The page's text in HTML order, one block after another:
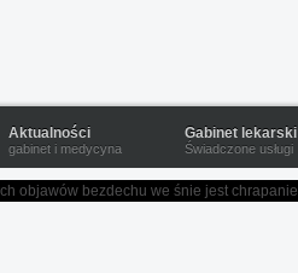
Aktualności
gabinet i medycyna
Gabinet lekarski
Świadczone usługi